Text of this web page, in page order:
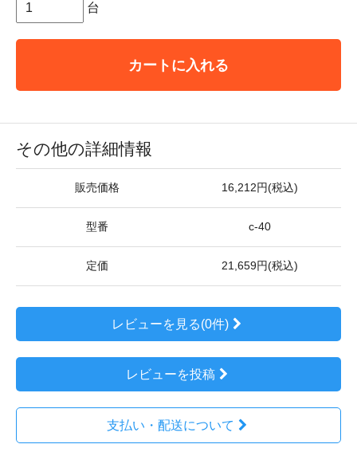
台
カートに入れる
その他の詳細情報
販売価格 16,212円(税込)
型番 c-40
定価 21,659円(税込)
レビューを見る(0件)
レビューを投稿
支払い・配送について